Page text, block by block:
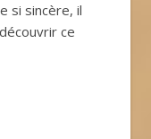
si sincère, il
ce